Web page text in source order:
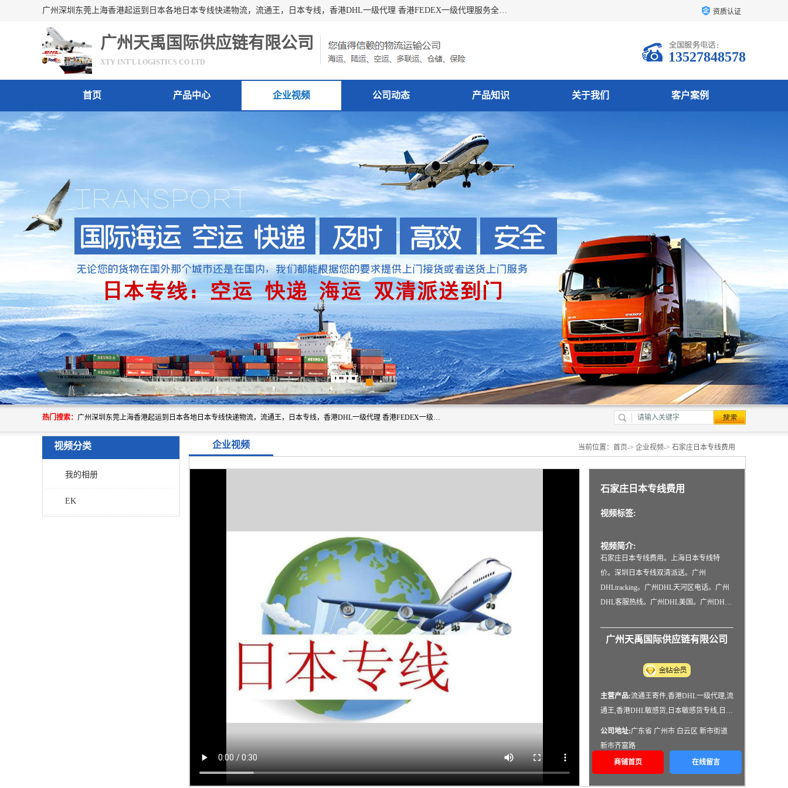
广州深圳东莞上海香港起运到日本各地日本专线快递物流，流通王，日本专线，香港DHL一级代理 香港FEDEX一级代理服务全球主要地区。我司各员工在国际物流行业经验超8年，热枕为各广大进口商与进口商提供优质服务. 资质认证
广州天禹国际供应链有限公司
XTY INT'L LOGISTICS CO LTD 13527848578
首页 产品中心 企业视频 公司动态 产品知识 关于我们 客户案例
热门搜索： 广州深圳东莞上海香港起运到日本各地日本专线快递物流，流通王，日本专线，香港DHL一级代理 香港FEDEX一级代理服务全球主要地区。我司各员工在国际物流行业经验超8年，热枕为各广大进口商与进口商提供优质服务.
视频分类
我的相册
EK
企业视频 当前位置： 首页-> 企业视频-> 石家庄日本专线费用
石家庄日本专线费用
视频标签:
视频简介:
石家庄日本专线费用。上海日本专线特
价。深圳日本专线双清派送。广州
DHLtracking。广州DHL天河区电话。广州
DHL客服热线。广州DHL美国。广州DHL
莞/中山/出货全球3-5工作日递送。中国香港
广州天禹国际供应链有限公司
主营产品:流通王寄件,香港DHL一级代理,流
通王,香港DHL敏感货,日本敏感货专线,日本
专线双清包税,香港FEDEX敏感货,香港
DHL,香港DHL特惠价
公司地址:广东省 广州市 白云区 新市街道
新市齐富路
商铺首页
在线留言